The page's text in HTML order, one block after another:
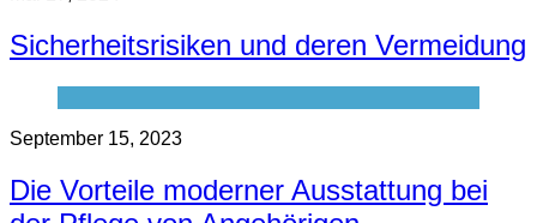
Sicherheitsrisiken und deren Vermeidung
September 15, 2023
Die Vorteile moderner Ausstattung bei